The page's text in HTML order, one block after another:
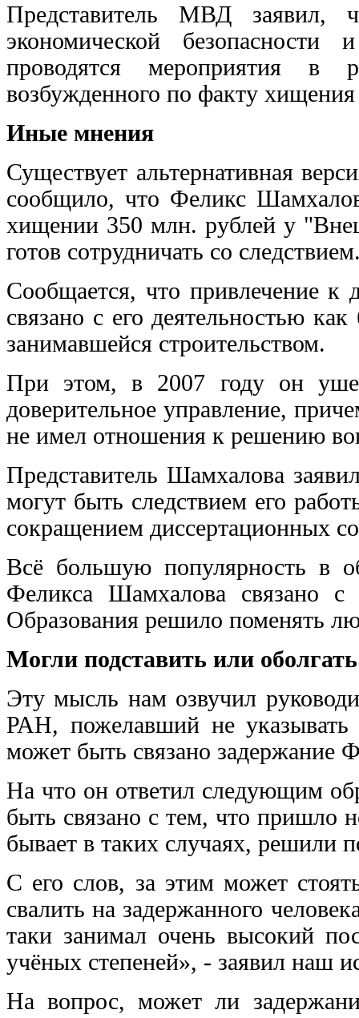
Представитель МВД заявил,
экономической
проводятся мероприятия в
возбужденного по факту
Иные мнения
Существует альтернативная
сообщило, что Феликс
хищении 350 млн. рублей у
готов сотрудничать со
Сообщается, что привлечение к
связано с его деятельностью
занимавшейся строительством.
При этом, в 2007 году он
доверительное управление,
не имел отношения к решению
Представитель Шамхалова
могут быть следствием его
сокращением диссертационных
Всё большую популярность в
Феликса Шамхалова связано с
Образования решило поменять
Могли подставить или оболгать
Эту мысль нам озвучил
РАН, пожелавший не
может быть связано задержание
На что он ответил следующим
быть связано с тем, что пришло
бывает в таких случаях, решили
С его слов, за этим может
свалить на задержанного
таки занимал очень высокий
учёных степеней», - заявил наш
На вопрос, может ли